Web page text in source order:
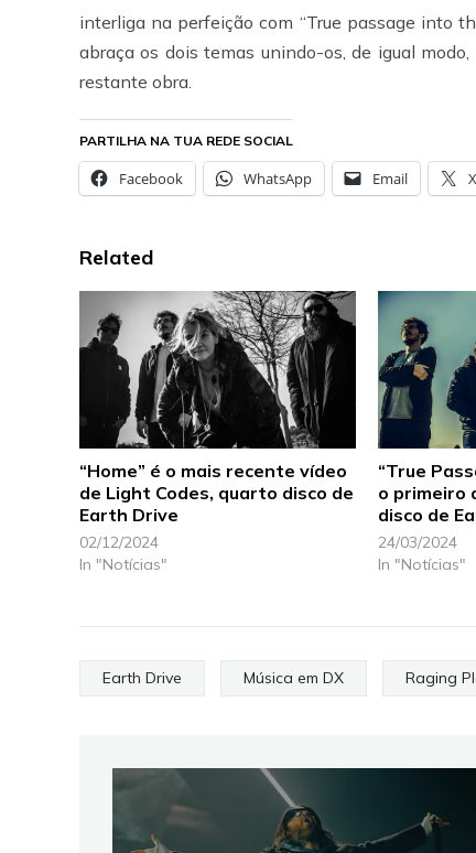
interliga na perfeição com “True passage into
abraça os dois temas unindo-os, de igual
restante obra.
PARTILHA NA TUA REDE SOCIAL
Facebook WhatsApp Email X
Related
“Home” é o mais recente vídeo
de Light Codes, quarto disco de
Earth Drive
02/12/2024
In "Notícias"
“True
o primeiro
disco de
24/03/2024
In "Notícias"
Earth Drive Música em DX Raging